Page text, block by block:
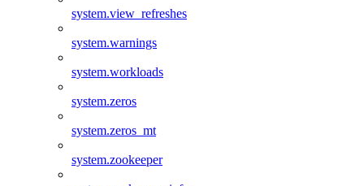
system.view_refreshes
system.warnings
system.workloads
system.zeros
system.zeros_mt
system.zookeeper